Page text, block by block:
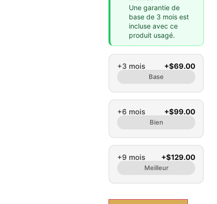
Une garantie de
base de 3 mois est
incluse avec ce
produit usagé.
+3 mois +$69.00
Base
+6 mois +$99.00
Bien
+9 mois +$129.00
Meilleur